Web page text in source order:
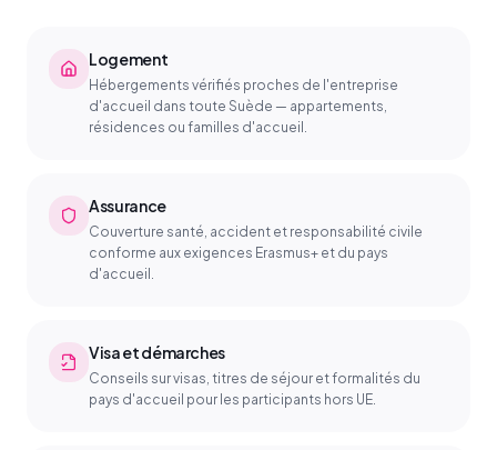
Logement
Hébergements vérifiés proches de l'entreprise
d'accueil dans toute Suède — appartements,
résidences ou familles d'accueil.
Assurance
Couverture santé, accident et responsabilité civile
conforme aux exigences Erasmus+ et du pays
d'accueil.
Visa et démarches
Conseils sur visas, titres de séjour et formalités du
pays d'accueil pour les participants hors UE.